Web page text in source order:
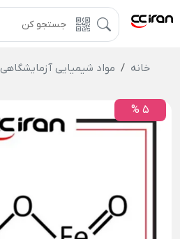
خانه مواد شیمیایی آزمایشگاهی
5 %